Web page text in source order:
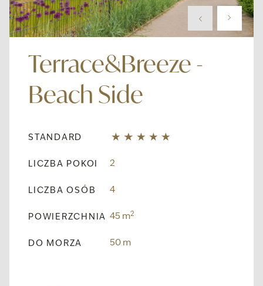
Terrace&Breeze -
Beach Side
STANDARD
LICZBA POKOI 2
LICZBA OSÓB 4
POWIERZCHNIA 45 m2
DO MORZA 50 m